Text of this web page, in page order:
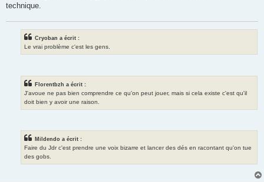
technique.
Cryoban a écrit :
Le vrai problème c'est les gens.
Florentbzh a écrit :
J'avoue ne pas bien comprendre ce qu'on peut jouer, mais si cela existe c'est qu'il
doit bien y avoir une raison.
Mildendo a écrit :
Faire du Jdr c'est prendre une voix bizarre et lancer des dés en racontant qu'on tue
des gobs.